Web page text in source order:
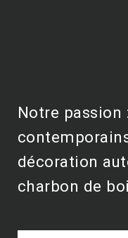
Notre passion
décoration
charbon de